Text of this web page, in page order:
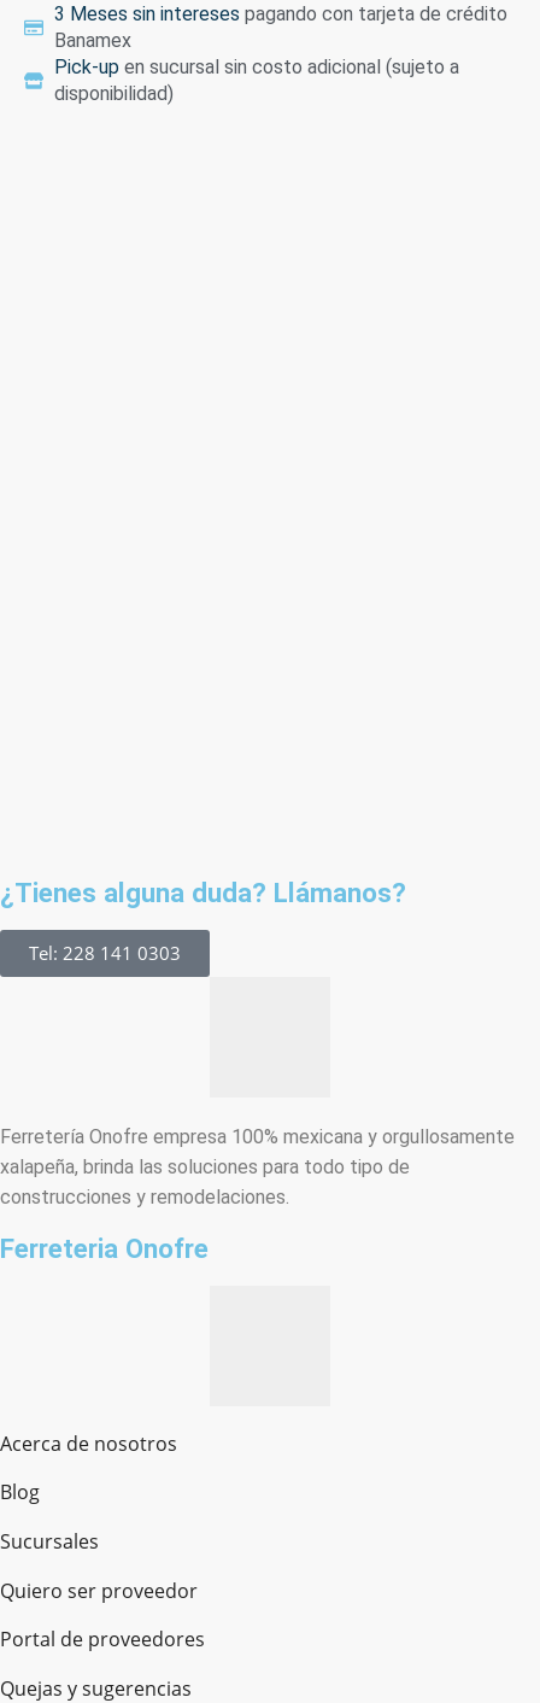
3 Meses sin intereses pagando con tarjeta de crédito
Banamex
Pick-up en sucursal sin costo adicional (sujeto a
disponibilidad)
¿Tienes alguna duda? Llámanos?
Tel: 228 141 0303
Ferretería Onofre empresa 100% mexicana y orgullosamente
xalapeña, brinda las soluciones para todo tipo de
construcciones y remodelaciones.
Ferreteria Onofre
Acerca de nosotros
Blog
Sucursales
Quiero ser proveedor
Portal de proveedores
Quejas y sugerencias